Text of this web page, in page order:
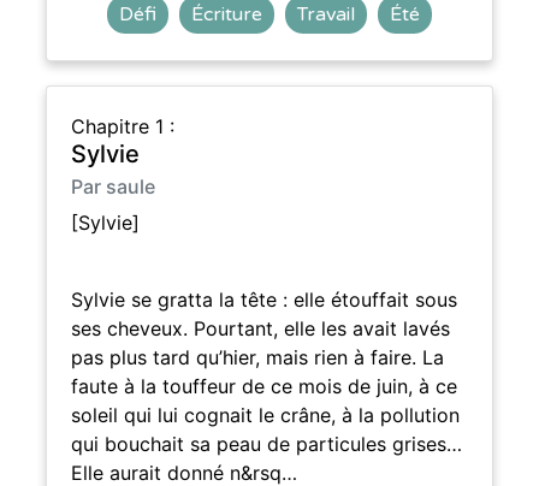
Défi Écriture Travail Été
Chapitre 1 :
Sylvie
Par saule
[Sylvie]
Sylvie se gratta la tête : elle étouffait sous
ses cheveux. Pourtant, elle les avait lavés
pas plus tard qu’hier, mais rien à faire. La
faute à la touffeur de ce mois de juin, à ce
soleil qui lui cognait le crâne, à la pollution
qui bouchait sa peau de particules grises…
Elle aurait donné n&rsq…